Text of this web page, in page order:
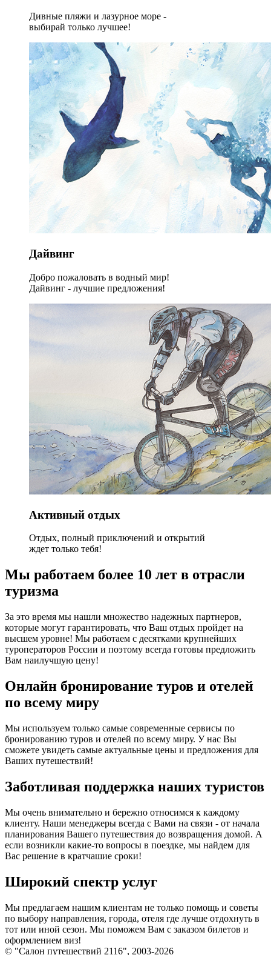
Дивные пляжи и лазурное море -
выбирай только лучшее!
Дайвинг
Добро пожаловать в водный мир!
Дайвинг - лучшие предложения!
Активный отдых
Отдых, полный приключений и открытий
ждет только тебя!
Мы работаем более 10 лет в отрасли
туризма
За это время мы нашли множество надежных партнеров,
которые могут гарантировать, что Ваш отдых пройдет на
высшем уровне! Мы работаем с десятками крупнейших
туроператоров России и поэтому всегда готовы предложить
Вам наилучшую цену!
Онлайн бронирование туров и отелей
по всему миру
Мы используем только самые современные сервисы по
бронированию туров и отелей по всему миру. У нас Вы
сможете увидеть самые актуальные цены и предложения для
Ваших путешествий!
Заботливая поддержка наших туристов
Мы очень внимательно и бережно относимся к каждому
клиенту. Наши менеджеры всегда с Вами на связи - от начала
планирования Вашего путешествия до возвращения домой. А
если возникли какие-то вопросы в поездке, мы найдем для
Вас решение в кратчашие сроки!
Широкий спектр услуг
Мы предлагаем нашим клиентам не только помощь и советы
по выбору направления, города, отеля где лучше отдохнуть в
тот или иной сезон. Мы поможем Вам с заказом билетов и
оформлением виз!
© "Салон путешествий 2116", 2003-2026